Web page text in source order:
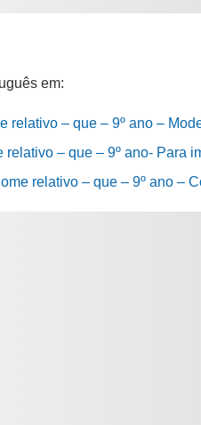
em:
relativo – que – 9º ano –
– que – 9º ano- Para
relativo – que – 9º ano –